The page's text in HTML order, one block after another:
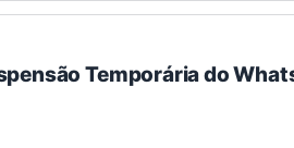
Temporária do